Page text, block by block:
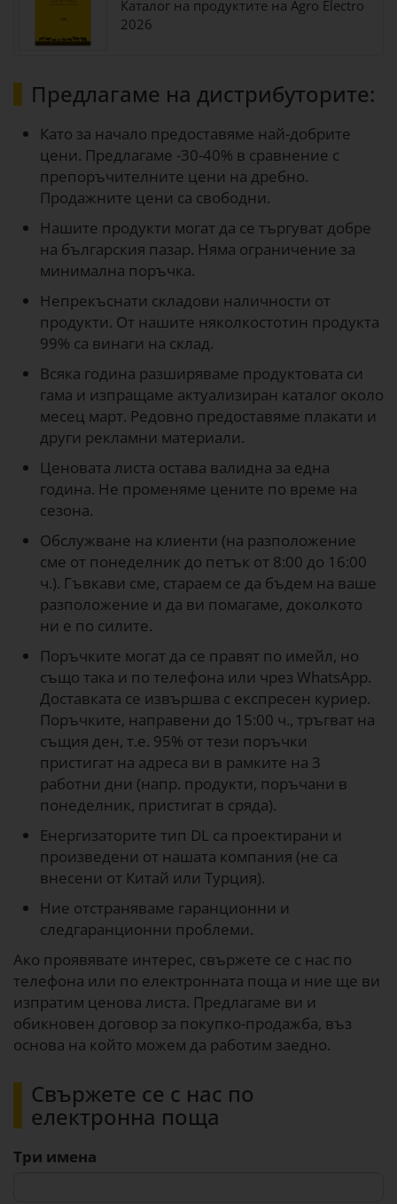
Каталог на продуктите на Agro Electro
2026
Предлагаме на дистрибуторите:
Като за начало предоставяме най-добрите
цени. Предлагаме -30-40% в сравнение с
препоръчителните цени на дребно.
Продажните цени са свободни.
Нашите продукти могат да се търгуват добре
на българския пазар. Няма ограничение за
минимална поръчка.
Непрекъснати складови наличности от
продукти. От нашите няколкостотин продукта
99% са винаги на склад.
Всяка година разширяваме продуктовата си
гама и изпращаме актуализиран каталог около
месец март. Редовно предоставяме плакати и
други рекламни материали.
Ценовата листа остава валидна за една
година. Не променяме цените по време на
сезона.
Обслужване на клиенти (на разположение
сме от понеделник до петък от 8:00 до 16:00
ч.). Гъвкави сме, стараем се да бъдем на ваше
разположение и да ви помагаме, доколкото
ни е по силите.
Поръчките могат да се правят по имейл, но
също така и по телефона или чрез WhatsApp.
Доставката се извършва с експресен куриер.
Поръчките, направени до 15:00 ч., тръгват на
същия ден, т.е. 95% от тези поръчки
пристигат на адреса ви в рамките на 3
работни дни (напр. продукти, поръчани в
понеделник, пристигат в сряда).
Енергизаторите тип DL са проектирани и
произведени от нашата компания (не са
внесени от Китай или Турция).
Ние отстраняваме гаранционни и
следгаранционни проблеми.
Ако проявявате интерес, свържете се с нас по
телефона или по електронната поща и ние ще ви
изпратим ценова листа. Предлагаме ви и
обикновен договор за покупко-продажба, въз
основа на който можем да работим заедно.
Свържете се с нас по
електронна поща
Три имена